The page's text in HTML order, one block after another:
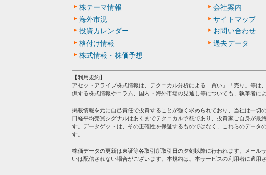
株テーマ情報
海外市況
投資カレンダー
格付け情報
株式情報・株価予想
会社案内
サイトマップ
お問い合わせ
過去データ
【利用規約】
アセットアライブ株式情報は、テクニカル分析による「買い」「売り」等
供する株式情報やコラム、国内・海外市場の見通し等についても、執筆者に
掲載情報を元に自己責任で投資することが強く求められており、当社は一切
日経平均売買シグナルはあくまでテクニカル予想であり、投資家ご自身が
す。データゲットは、その正確性を保証するものではなく、これらのデー
す。
株価データの更新は東証等各取引所取引日の夕刻以降に行われます。メール
いは配信されない場合がございます。本規約は、本サービスの利用者に適用